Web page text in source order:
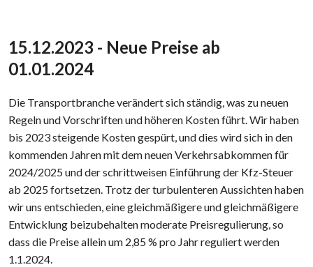
15.12.2023 - Neue Preise ab
01.01.2024
Die Transportbranche verändert sich ständig, was zu neuen
Regeln und Vorschriften und höheren Kosten führt. Wir haben
bis 2023 steigende Kosten gespürt, und dies wird sich in den
kommenden Jahren mit dem neuen Verkehrsabkommen für
2024/2025 und der schrittweisen Einführung der Kfz-Steuer
ab 2025 fortsetzen. Trotz der turbulenteren Aussichten haben
wir uns entschieden, eine gleichmäßigere und gleichmäßigere
Entwicklung beizubehalten moderate Preisregulierung, so
dass die Preise allein um 2,85 % pro Jahr reguliert werden
1.1.2024.